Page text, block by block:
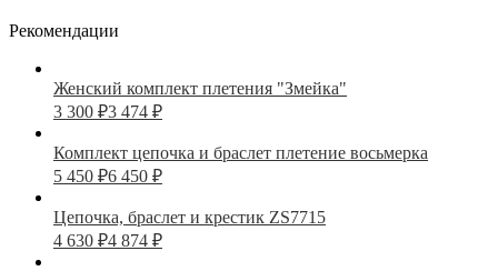
Рекомендации
Женский комплект плетения "Змейка"
3 300 ₽3 474 ₽
Комплект цепочка и браслет плетение восьмерка
5 450 ₽6 450 ₽
Цепочка, браслет и крестик ZS7715
4 630 ₽4 874 ₽